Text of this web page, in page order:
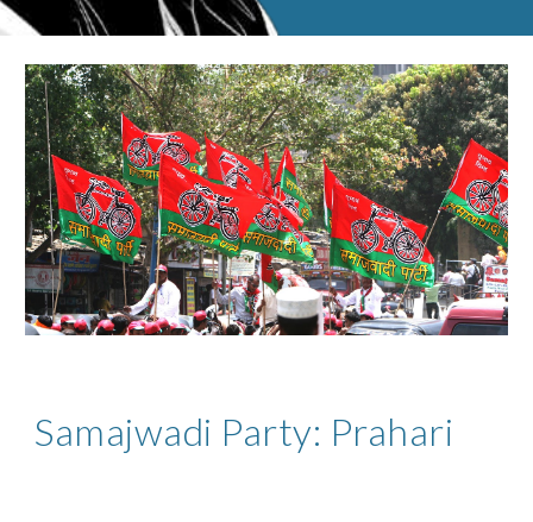
Samajwadi Party: Prahari